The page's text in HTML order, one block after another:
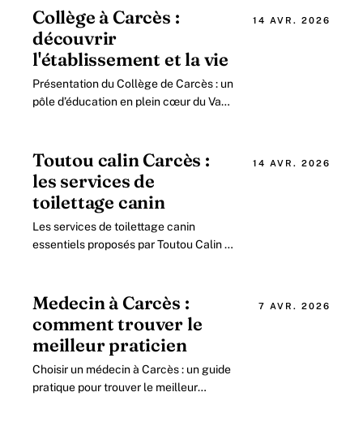
de Carcès joue.
Collège à Carcès :
découvrir
l'établissement et la vie
Présentation du Collège de Carcès : un
pôle d’éducation en plein cœur du Var
public.
14 AVR. 2026
Toutou calin Carcès :
les services de
toilettage canin
Les services de toilettage canin
essentiels proposés par Toutou Calin à
14 AVR. 2026
Medecin à Carcès :
comment trouver le
meilleur praticien
Choisir un médecin à Carcès : un guide
pratique pour trouver le meilleur
7 AVR. 2026